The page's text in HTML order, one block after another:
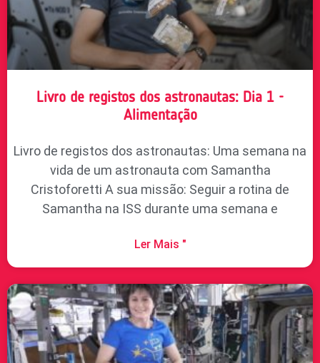
Livro de registos dos astronautas: Dia 1 -
Alimentação
Livro de registos dos astronautas: Uma semana na
vida de um astronauta com Samantha
Cristoforetti A sua missão: Seguir a rotina de
Samantha na ISS durante uma semana e
Ler Mais "